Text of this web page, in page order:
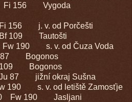
Fi 156 Vygoda
156 j. v. od Porčešti
109 Tautošti
190 s. v. od Čuza Voda
Bogonos
Bogonos
87 jižní okraj Sušna
s. v. od letiště Zamosťje
Fw 190 Jasljani